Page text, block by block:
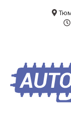
ЧИП-